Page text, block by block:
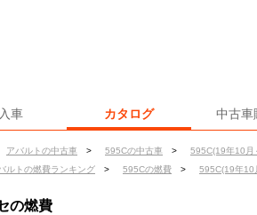
車 カタログ 中古車
アバルトの中古車 > 595Cの中古車 > 595C(19年10月
ルトの燃費ランキング > 595Cの燃費 > 595C(19年10
の燃費